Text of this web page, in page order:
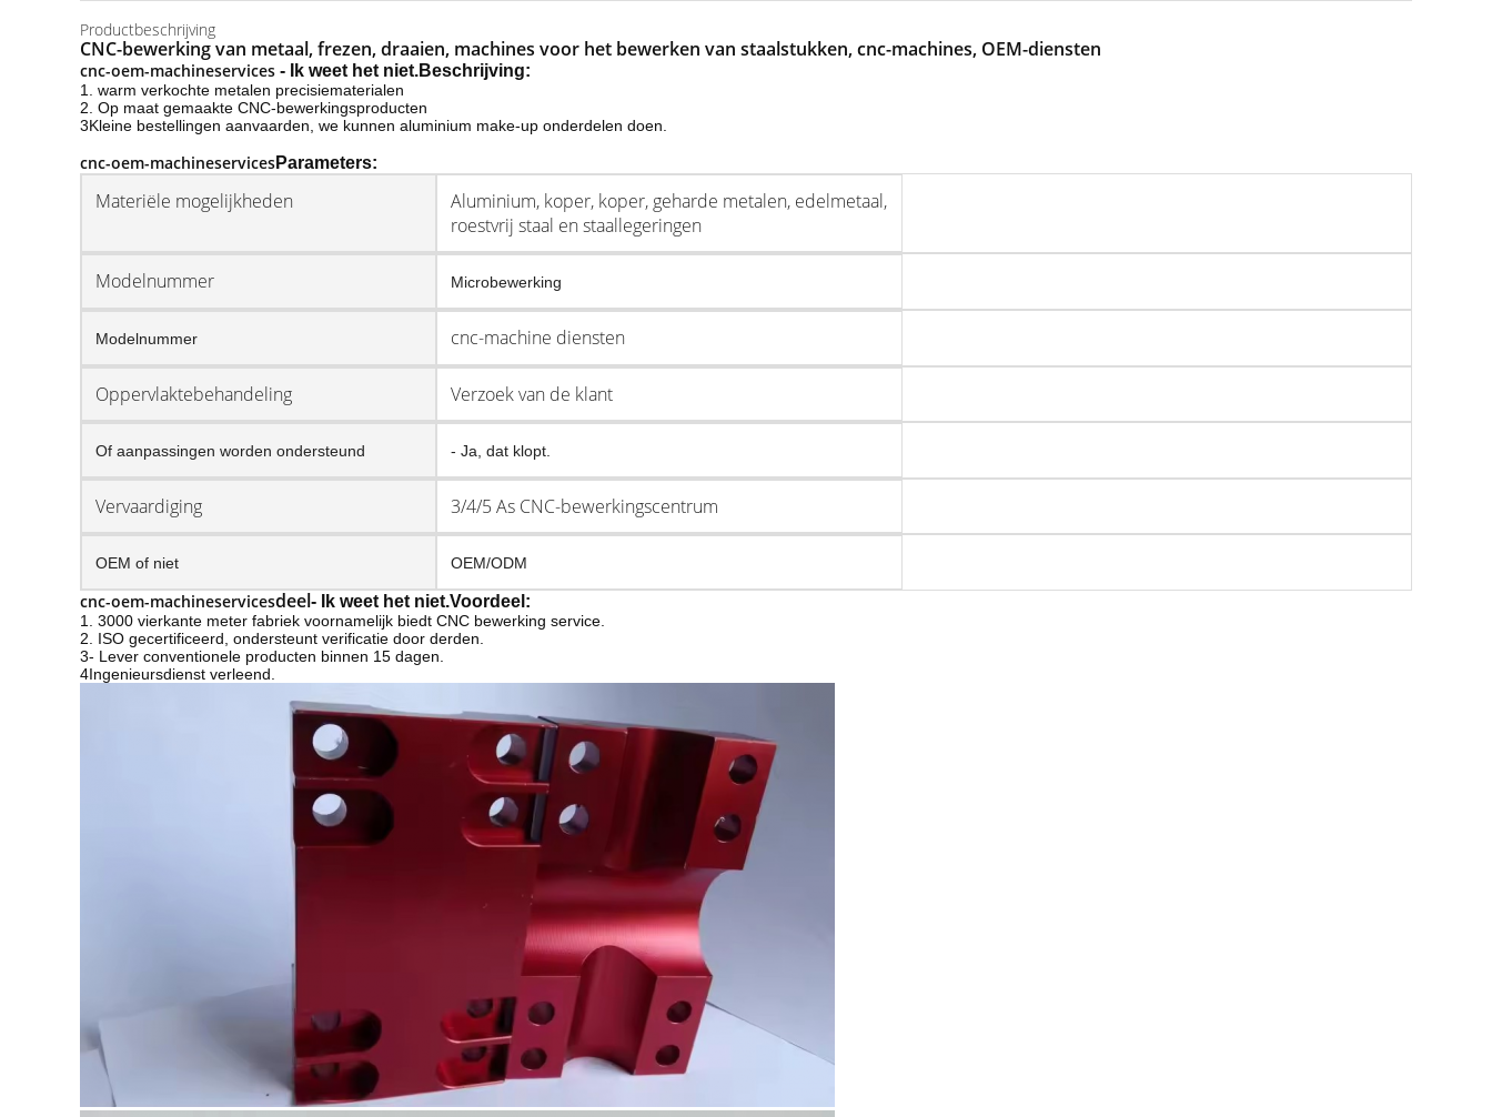
Productbeschrijving
CNC-bewerking van metaal, frezen, draaien, machines voor het bewerken van staalstukken, cnc-machines, OEM-diensten
cnc-oem-machineservices - Ik weet het niet.Beschrijving:
1. warm verkochte metalen precisiematerialen
2. Op maat gemaakte CNC-bewerkingsproducten
3Kleine bestellingen aanvaarden, we kunnen aluminium make-up onderdelen doen.
cnc-oem-machineservicesParameters:
Materiële mogelijkheden
Aluminium, koper, koper, geharde metalen, edelmetaal,
roestvrij staal en staallegeringen
Modelnummer Microbewerking
Modelnummer cnc-machine diensten
Oppervlaktebehandeling Verzoek van de klant
Of aanpassingen worden ondersteund - Ja, dat klopt.
Vervaardiging 3/4/5 As CNC-bewerkingscentrum
OEM of niet OEM/ODM
cnc-oem-machineservicesdeel- Ik weet het niet.Voordeel:
1. 3000 vierkante meter fabriek voornamelijk biedt CNC bewerking service.
2. ISO gecertificeerd, ondersteunt verificatie door derden.
3- Lever conventionele producten binnen 15 dagen.
4Ingenieursdienst verleend.